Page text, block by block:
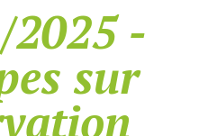
2025 -
sur